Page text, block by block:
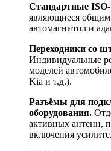
Стандартные
являющиеся общим
автомагнитол и
Переходники со
Индивидуальные
моделей
Kia и т.д.).
Разъёмы для
оборудования.
активных антенн,
включения